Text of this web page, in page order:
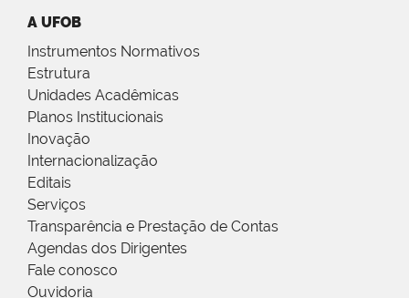
A UFOB
Instrumentos Normativos
Estrutura
Unidades Acadêmicas
Planos Institucionais
Inovação
Internacionalização
Editais
Serviços
Transparência e Prestação de Contas
Agendas dos Dirigentes
Fale conosco
Ouvidoria